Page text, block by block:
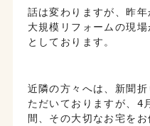
話は変わりますが、昨
大規模リフォームの現
としております。
近隣の方々へは、新聞
ただいておりますが、
間、その大切なお宅を